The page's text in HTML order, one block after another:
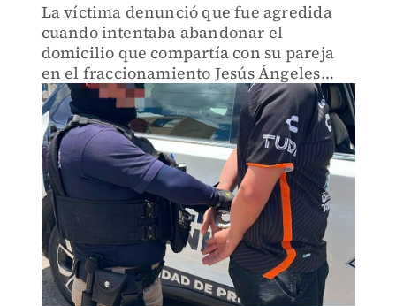
La víctima denunció que fue agredida
cuando intentaba abandonar el
domicilio que compartía con su pareja
en el fraccionamiento Jesús Ángeles
Contreras.